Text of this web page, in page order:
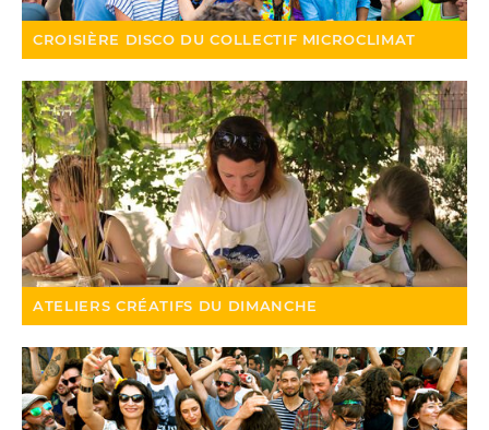
CROISIÈRE DISCO DU COLLECTIF MICROCLIMAT
ATELIERS CRÉATIFS DU DIMANCHE